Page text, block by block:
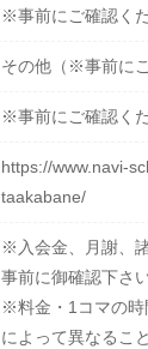
※事前にご確認くだ
その他（※事前に
※事前にご確認くだ
https://www.navi-
taakabane/
※入会金、月謝、
事前に御確認下さい
※料金・1コマの時
によって異なるこ